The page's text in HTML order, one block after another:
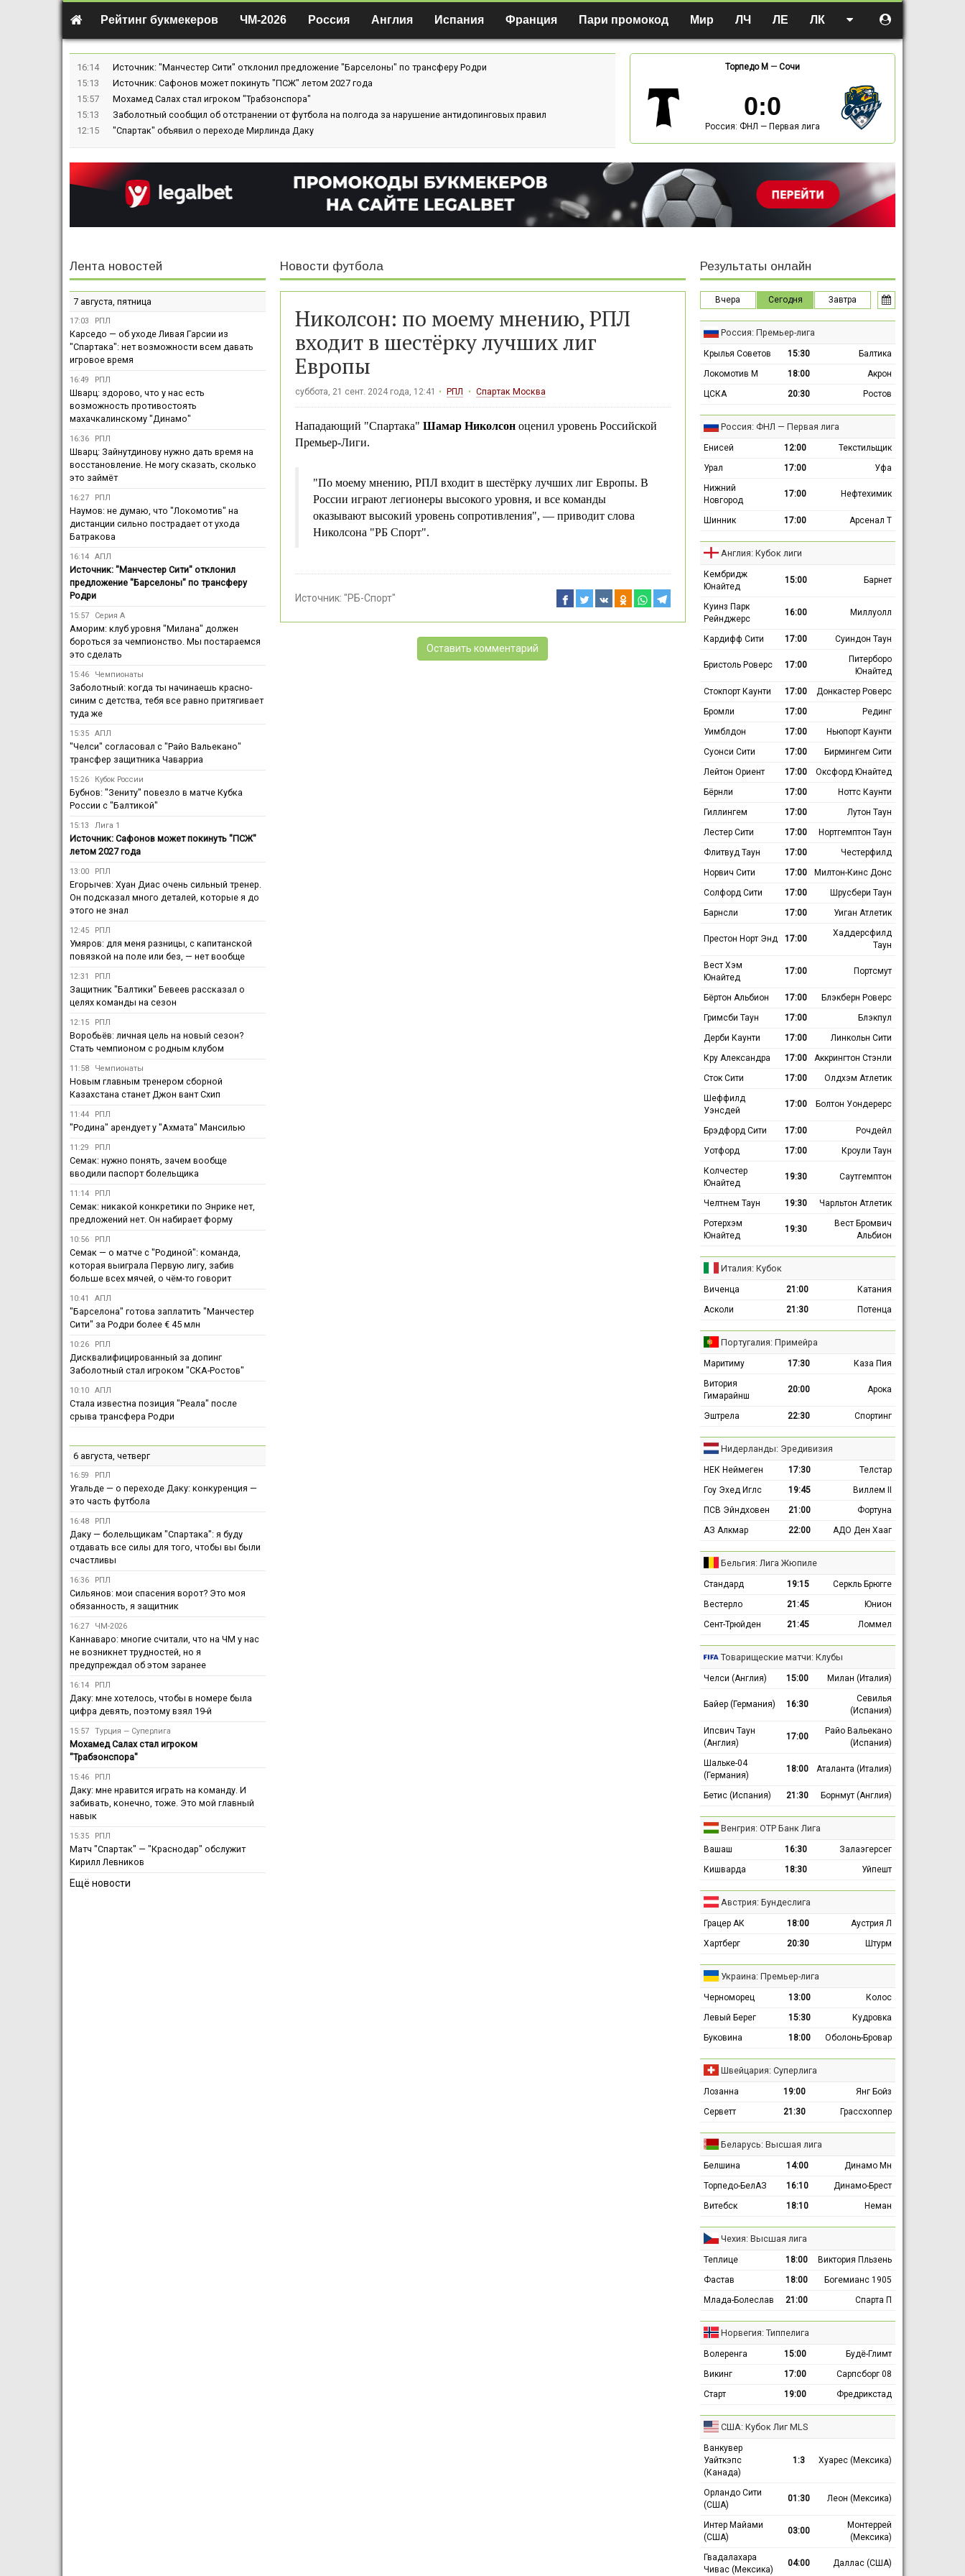
Рейтинг букмекеров ЧМ-2026 Россия Англия Испания Франция Пари промокод Мир ЛЧ ЛЕ ЛК
16:14
Источник: "Манчестер Сити" отклонил предложение "Барселоны" по трансферу Родри
15:13
Источник: Сафонов может покинуть "ПСЖ" летом 2027 года
15:57
Мохамед Салах стал игроком "Трабзонспора"
15:13
Заболотный сообщил об отстранении от футбола на полгода за нарушение антидопинговых правил
12:15
"Спартак" объявил о переходе Мирлинда Даку
Торпедо М — Сочи
0:0
Россия: ФНЛ — Первая лига
Новости футбола
Николсон: по моему мнению, РПЛ
входит в шестёрку лучших лиг
Европы
суббота, 21 сент. 2024 года, 12:41 РПЛ Спартак Москва
Нападающий "Спартака" Шамар Николсон оценил уровень Российской
Премьер-Лиги.
"По моему мнению, РПЛ входит в шестёрку лучших лиг Европы. В
России играют легионеры высокого уровня, и все команды
оказывают высокий уровень сопротивления", — приводит слова
Николсона "РБ Спорт".
Источник: "РБ-Спорт"
Оставить комментарий
Лента новостей
7 августа, пятница
17:03 РПЛ
Карседо — об уходе Ливая Гарсии из
"Спартака": нет возможности всем давать
игровое время
16:49 РПЛ
Шварц: здорово, что у нас есть
возможность противостоять
махачкалинскому "Динамо"
16:36 РПЛ
Шварц: Зайнутдинову нужно дать время на
восстановление. Не могу сказать, сколько
это займёт
16:27 РПЛ
Наумов: не думаю, что "Локомотив" на
дистанции сильно пострадает от ухода
Батракова
16:14 АПЛ
Источник: "Манчестер Сити" отклонил
предложение "Барселоны" по трансферу
Родри
15:57 Серия А
Аморим: клуб уровня "Милана" должен
бороться за чемпионство. Мы постараемся
это сделать
15:46 Чемпионаты
Заболотный: когда ты начинаешь красно-
синим с детства, тебя все равно притягивает
туда же
15:35 АПЛ
"Челси" согласовал с "Райо Вальекано"
трансфер защитника Чаварриа
15:26 Кубок России
Бубнов: "Зениту" повезло в матче Кубка
России с "Балтикой"
15:13 Лига 1
Источник: Сафонов может покинуть "ПСЖ"
летом 2027 года
13:00 РПЛ
Егорычев: Хуан Диас очень сильный тренер.
Он подсказал много деталей, которые я до
этого не знал
12:45 РПЛ
Умяров: для меня разницы, с капитанской
повязкой на поле или без, — нет вообще
12:31 РПЛ
Защитник "Балтики" Бевеев рассказал о
целях команды на сезон
12:15 РПЛ
Воробьёв: личная цель на новый сезон?
Стать чемпионом с родным клубом
11:58 Чемпионаты
Новым главным тренером сборной
Казахстана станет Джон вант Схип
11:44 РПЛ
"Родина" арендует у "Ахмата" Мансилью
11:29 РПЛ
Семак: нужно понять, зачем вообще
вводили паспорт болельщика
11:14 РПЛ
Семак: никакой конкретики по Энрике нет,
предложений нет. Он набирает форму
10:56 РПЛ
Семак — о матче с "Родиной": команда,
которая выиграла Первую лигу, забив
больше всех мячей, о чём-то говорит
10:41 АПЛ
"Барселона" готова заплатить "Манчестер
Сити" за Родри более € 45 млн
10:26 РПЛ
Дисквалифицированный за допинг
Заболотный стал игроком "СКА-Ростов"
10:10 АПЛ
Стала известна позиция "Реала" после
срыва трансфера Родри
6 августа, четверг
16:59 РПЛ
Угальде — о переходе Даку: конкуренция —
это часть футбола
16:48 РПЛ
Даку — болельщикам "Спартака": я буду
отдавать все силы для того, чтобы вы были
счастливы
16:36 РПЛ
Сильянов: мои спасения ворот? Это моя
обязанность, я защитник
16:27 ЧМ-2026
Каннаваро: многие считали, что на ЧМ у нас
не возникнет трудностей, но я
предупреждал об этом заранее
16:14 РПЛ
Даку: мне хотелось, чтобы в номере была
цифра девять, поэтому взял 19-й
15:57 Турция — Суперлига
Мохамед Салах стал игроком
"Трабзонспора"
15:46 РПЛ
Даку: мне нравится играть на команду. И
забивать, конечно, тоже. Это мой главный
навык
15:35 РПЛ
Матч "Спартак" — "Краснодар" обслужит
Кирилл Левников
Ещё новости
Результаты онлайн
Вчера Сегодня Завтра
Россия: Премьер-лига
Крылья Советов 15:30
Балтика
Локомотив М
18:00
Акрон
ЦСКА
20:30 Ростов
Россия: ФНЛ — Первая лига
Енисей 12:00
Текстильщик
Урал
17:00
Уфа
Нижний
Новгород
17:00 Нефтехимик
Шинник 17:00 Арсенал Т
Англия: Кубок лиги
Кембридж
Юнайтед
15:00 Барнет
Куинз Парк
Рейнджерс
16:00 Миллуолл
Кардифф Сити 17:00 Суиндон Таун
Бристоль Роверс 17:00
Питерборо
Юнайтед
Стокпорт Каунти
17:00
Донкастер Роверс
Бромли
17:00
Рединг
Уимблдон
17:00
Ньюпорт Каунти
Суонси Сити
17:00
Бирмингем Сити
Лейтон Ориент
17:00
Оксфорд Юнайтед
Бёрнли
17:00
Ноттс Каунти
Гиллингем
17:00
Лутон Таун
Лестер Сити
17:00
Нортгемптон Таун
Флитвуд Таун
17:00
Честерфилд
Норвич Сити
17:00
Милтон-Кинс Донс
Солфорд Сити
17:00
Шрусбери Таун
Барнсли
17:00 Уиган Атлетик
Престон Норт Энд 17:00
Хаддерсфилд
Таун
Вест Хэм
Юнайтед
17:00 Портсмут
Бёртон Альбион 17:00
Блэкберн Роверс
Гримсби Таун
17:00
Блэкпул
Дерби Каунти
17:00
Линкольн Сити
Кру Александра
17:00
Аккрингтон Стэнли
Сток Сити
17:00
Олдхэм Атлетик
Шеффилд
Уэнсдей
17:00 Болтон Уондерерс
Брэдфорд Сити 17:00
Рочдейл
Уотфорд
17:00
Кроули Таун
Колчестер
Юнайтед
19:30 Саутгемптон
Челтнем Таун 19:30
Чарльтон Атлетик
Ротерхэм
Юнайтед
19:30
Вест Бромвич
Альбион
Италия: Кубок
Виченца 21:00
Катания
Асколи
21:30 Потенца
Португалия: Примейра
Маритиму 17:30
Каза Пия
Витория
Гимарайнш
20:00 Арока
Эштрела 22:30 Спортинг
Нидерланды: Эредивизия
НЕК Неймеген 17:30
Телстар
Гоу Эхед Иглс
19:45
Виллем II
ПСВ Эйндховен
21:00
Фортуна
АЗ Алкмар
22:00 АДО Ден Хааг
Бельгия: Лига Жюпиле
Стандард 19:15
Серкль Брюгге
Вестерло
21:45
Юнион
Сент-Трюйден
21:45 Ломмел
Товарищеские матчи: Клубы
Челси (Англия) 15:00 Милан (Италия)
Байер (Германия) 16:30
Севилья
(Испания)
Ипсвич Таун
(Англия)
17:00
Райо Вальекано
(Испания)
Шальке-04
(Германия)
18:00 Аталанта (Италия)
Бетис (Испания) 21:30 Борнмут (Англия)
Венгрия: ОТР Банк Лига
Вашаш 16:30
Залаэгерсег
Кишварда
18:30 Уйпешт
Австрия: Бундеслига
Грацер АК 18:00
Аустрия Л
Хартберг
20:30 Штурм
Украина: Премьер-лига
Черноморец 13:00
Колос
Левый Берег
15:30
Кудровка
Буковина
18:00 Оболонь-Бровар
Швейцария: Суперлига
Лозанна 19:00
Янг Бойз
Серветт
21:30 Грассхоппер
Беларусь: Высшая лига
Белшина 14:00
Динамо Мн
Торпедо-БелАЗ
16:10
Динамо-Брест
Витебск
18:10 Неман
Чехия: Высшая лига
Теплице 18:00
Виктория Пльзень
Фастав
18:00
Богемианс 1905
Млада-Болеслав
21:00 Спарта П
Норвегия: Типпелига
Волеренга 15:00
Будё-Глимт
Викинг
17:00
Сарпсборг 08
Старт
19:00 Фредрикстад
США: Кубок Лиг MLS
Ванкувер
Уайткэпс
(Канада)
1:3 Хуарес (Мексика)
Орландо Сити
(США)
01:30 Леон (Мексика)
Интер Майами
(США)
03:00
Монтеррей
(Мексика)
Гвадалахара
Чивас (Мексика)
04:00 Даллас (США)